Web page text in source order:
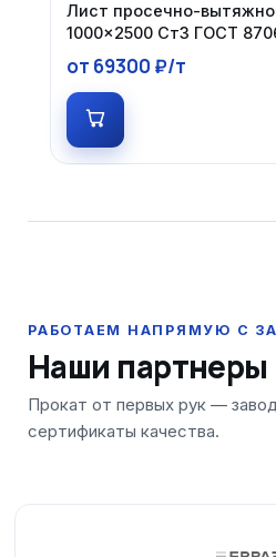
Лист просечно-
1000×2500 Ст3 ГОСТ
от 69300 ₽/т
Наши партнеры